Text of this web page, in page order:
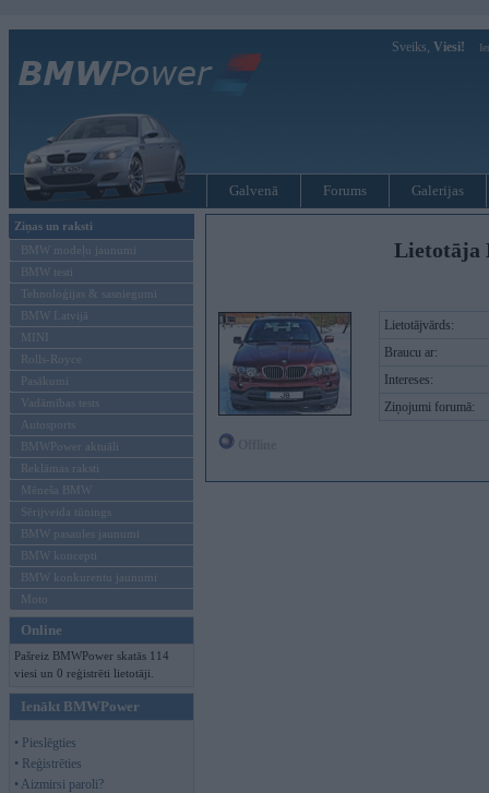
Sveiks, Viesi!
Galvenā Forums Galerijas
Ziņas un raksti
BMW modeļu jaunumi
BMW testi
Tehnoloģijas & sasniegumi
BMW Latvijā
MINI
Rolls-Royce
Pasākumi
Vadāmības tests
Autosports
BMWPower aktuāli
Reklāmas raksti
Mēneša BMW
Sērijveida tūnings
BMW pasaules jaunumi
BMW koncepti
BMW konkurentu jaunumi
Moto
Online
Pašreiz BMWPower skatās 114
viesi un 0 reģistrēti lietotāji.
Ienākt BMWPower
• Pieslēgties
• Reģistrēties
• Aizmirsi paroli?
Lietotāja
Lietotājvārds:
Braucu ar:
Intereses:
Ziņojumi forumā: